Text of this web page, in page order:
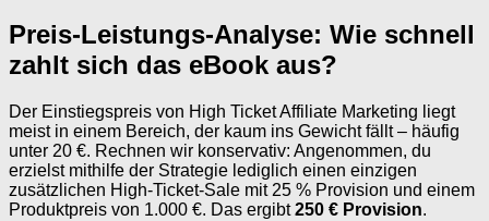
Preis-Leistungs-Analyse: Wie schnell
zahlt sich das eBook aus?
Der Einstiegspreis von High Ticket Affiliate Marketing liegt
meist in einem Bereich, der kaum ins Gewicht fällt – häufig
unter 20 €. Rechnen wir konservativ: Angenommen, du
erzielst mithilfe der Strategie lediglich einen einzigen
zusätzlichen High-Ticket-Sale mit 25 % Provision und einem
Produktpreis von 1.000 €. Das ergibt250 € Provision.